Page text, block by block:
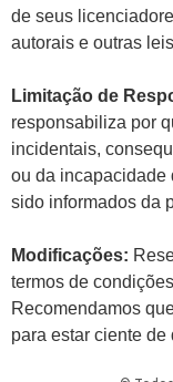
de seus
autorais e outras
Limitação de
responsabiliza por
incidentais,
ou da incapacidade
sido informados da
Modificações:
termos de
Recomendamos
para estar ciente